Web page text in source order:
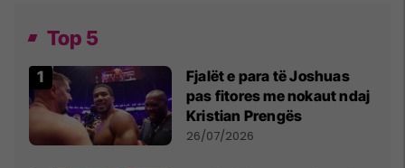
Top 5
Fjalët e para të Joshuas
pas fitores me nokaut ndaj
Kristian Prengës
26/07/2026